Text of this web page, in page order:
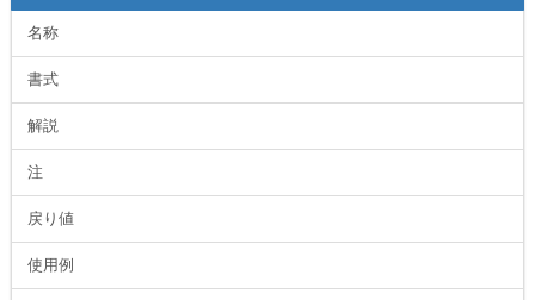
名称
書式
解説
注
戻り値
使用例